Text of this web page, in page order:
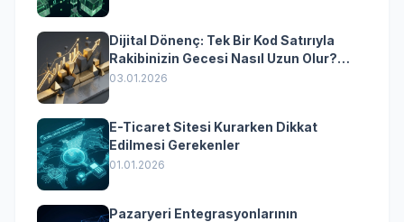
Dijital Dönenç: Tek Bir Kod Satırıyla
Rakibinizin Gecesi Nasıl Uzun Olur?
(Kurumsal Yazılımın Güçlü Rolü)
03.01.2026
E-Ticaret Sitesi Kurarken Dikkat
Edilmesi Gerekenler
01.01.2026
Pazaryeri Entegrasyonlarının